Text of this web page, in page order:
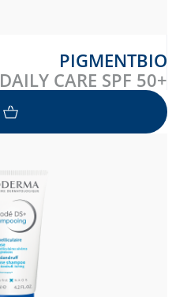
PIGMENTBIO
DAILY CARE SPF 50+